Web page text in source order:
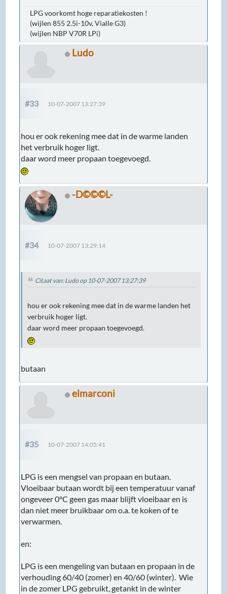
LPG voorkomt hoge reparatiekosten !
(wijlen 855 2.5i-10v, Vialle G3)
(wijlen NBP V70R LPi)
Ludo
#33 10-07-2007 13:27:39
hou er ook rekening mee dat in de warme landen
het verbruik hoger ligt.
daar word meer propaan toegevoegd.
-D©©©L-
#34 10-07-2007 13:29:14
Citaat van: Ludo op 10-07-2007 13:27:39
hou er ook rekening mee dat in de warme landen het
verbruik hoger ligt.
daar word meer propaan toegevoegd.
butaan
elmarconi
#35 10-07-2007 14:05:41
LPG is een mengsel van propaan en butaan.
Vloeibaar butaan wordt bij een temperatuur vanaf
ongeveer 0°C geen gas maar blijft vloeibaar en is
dan niet meer bruikbaar om o.a. te koken of te
verwarmen.
en:
LPG is een mengeling van butaan en propaan in de
verhouding 60/40 (zomer) en 40/60 (winter). Wie
in de zomer LPG gebruikt, getankt in de winter